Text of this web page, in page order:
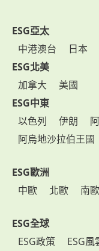
ESG亞太
中港澳台
日本
ESG北美
加拿大
美國
ESG中東
以色列
伊朗
阿烏地沙拉伯王國
ESG歐洲
中歐
北歐 南歐
ESG全球
ESG政策
ESG風